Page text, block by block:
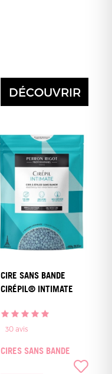
DÉCOUVRIR
CIRE SANS BANDE
CIRÉPIL® INTIMATE
30 avis
CIRES SANS BANDE